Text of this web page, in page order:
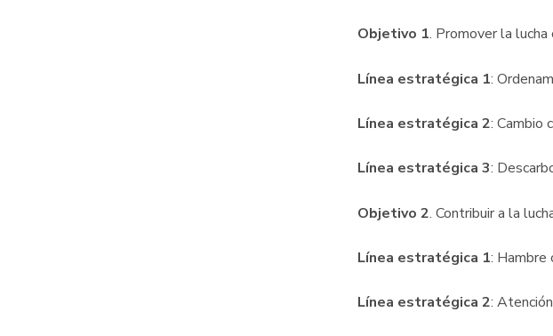
Objetivo 1. Promover la
Línea estratégica 1:
Línea estratégica 2: Cambio
Línea estratégica 3:
Objetivo 2. Contribuir a la
Línea estratégica 1: Hambre
Línea estratégica 2: